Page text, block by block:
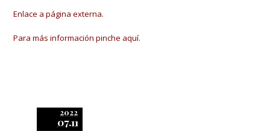
Enlace a página externa.
Para más información pinche aquí.
2022
07.11